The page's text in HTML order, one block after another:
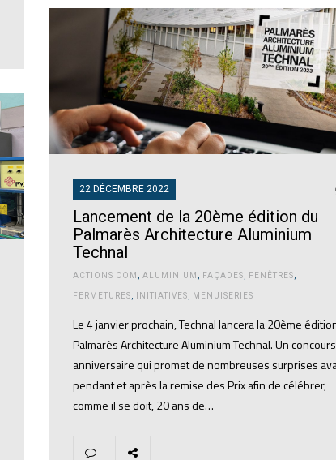
22 DÉCEMBRE 2022
Lancement de la 20ème édition du
Palmarès Architecture Aluminium
Technal
ACTIONS COM ALUMINIUM FAÇADES FENÊTRES
FERMETURES INITIATIVES MENUISERIES
Le 4 janvier prochain, Technal lancera la 20ème
Palmarès Architecture Aluminium Technal. Un concours
anniversaire qui promet de nombreuses surprises
pendant et après la remise des Prix afin de célébrer,
comme il se doit, 20 ans de…